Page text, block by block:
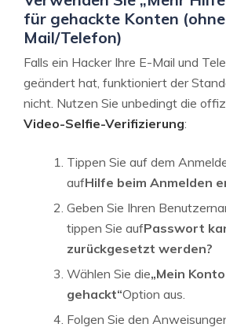
für gehackte Konten
Mail/Telefon)
Falls ein Hacker Ihre E-Mail und
geändert hat, funktioniert der
nicht. Nutzen Sie unbedingt die
Video-Selfie-Verifizierung:
Tippen Sie auf dem
aufHilfe beim Anmelden
Geben Sie Ihren
tippen Sie aufPasswort
zurückgesetzt werden?
Wählen Sie die„Mein
gehackt“Option aus.
Folgen Sie den